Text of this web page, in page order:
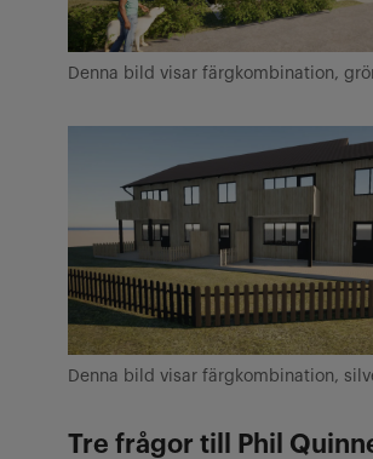
Denna bild visar färgkombination,
Denna bild visar färgkombination,
Tre frågor till Phil